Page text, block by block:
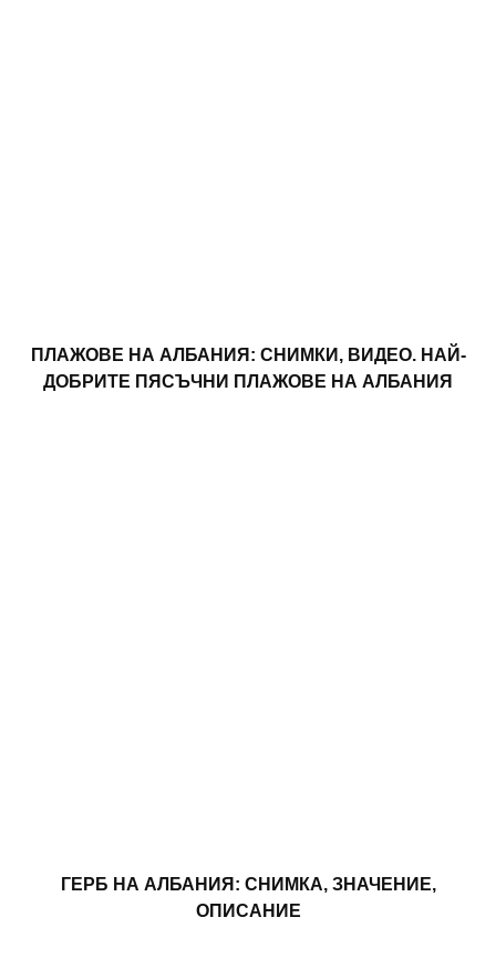
ПЛАЖОВЕ НА АЛБАНИЯ: СНИМКИ, ВИДЕО. НАЙ-
ДОБРИТЕ ПЯСЪЧНИ ПЛАЖОВЕ НА АЛБАНИЯ
ГЕРБ НА АЛБАНИЯ: СНИМКА, ЗНАЧЕНИЕ,
ОПИСАНИЕ